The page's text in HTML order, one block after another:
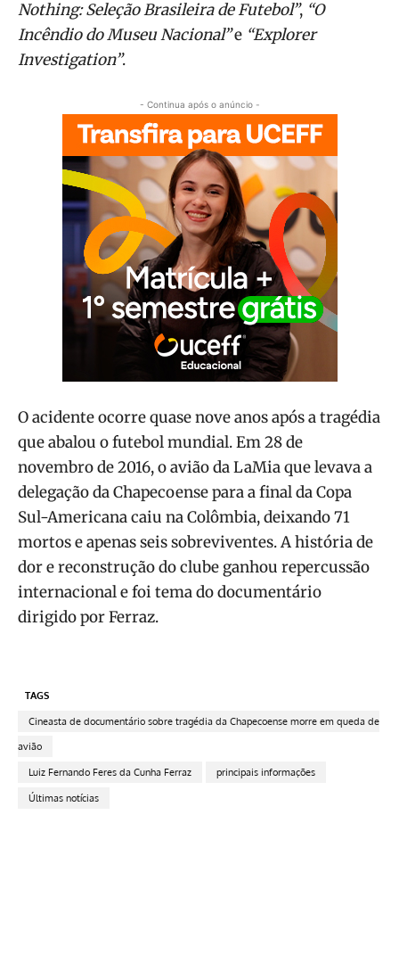
Nothing: Seleção Brasileira de Futebol”, “O
Incêndio do Museu Nacional”e “Explorer
Investigation”.
- Continua após o anúncio -
O acidente ocorre quase nove anos após a tragédia
que abalou o futebol mundial. Em 28 de
novembro de 2016, o avião da LaMia que levava a
delegação da Chapecoense para a final da Copa
Sul-Americana caiu na Colômbia, deixando 71
mortos e apenas seis sobreviventes. A história de
dor e reconstrução do clube ganhou repercussão
internacional e foi tema do documentário
dirigido por Ferraz.
TAGS
Cineasta de documentário sobre tragédia da Chapecoense morre em queda de
avião
Luiz Fernando Feres da Cunha Ferraz principais informações
Últimas notícias